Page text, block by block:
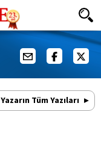
Yazarın Tüm Yazıları